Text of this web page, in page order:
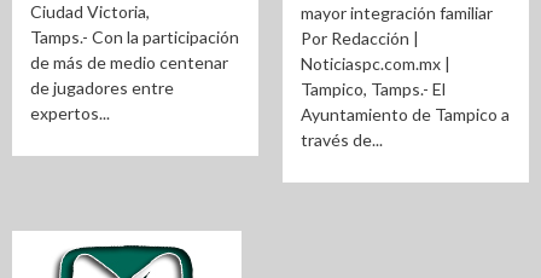
Ciudad Victoria,
Tamps.- Con la participación
de más de medio centenar
de jugadores entre
expertos...
mayor integración familiar
Por Redacción |
Noticiaspc.com.mx |
Tampico, Tamps.- El
Ayuntamiento de Tampico a
través de...